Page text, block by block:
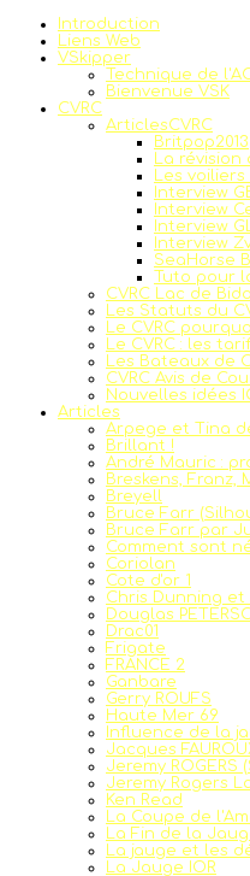
Introduction
Liens Web
VSkipper
Technique de
Bienvenue VSK
CVRC
ArticlesCVRC
Britpop2013
La révision
Les
Interview
Interview
Interview
Interview
SeaHorse
Tuto pour
CVRC Lac de
Les Statuts du
Le CVRC
Le CVRC : les
Les Bateaux de
CVRC Avis de
Nouvelles idées
Articles
Arpege et Tina
Brillant !
André Mauric :
Breskens, Franz,
Breyell
Bruce Farr
Bruce Farr par
Comment sont
Coriolan
Cote d'or 1
Chris Dunning
Douglas
Drac01
Frigate
FRANCE 2
Ganbare
Gerry ROUFS
Haute Mer 69
Influence de la
Jacques
Jeremy ROGERS
Jeremy Rogers
Ken Read
La Coupe de
La Fin de la
La jauge et les
La Jauge IOR